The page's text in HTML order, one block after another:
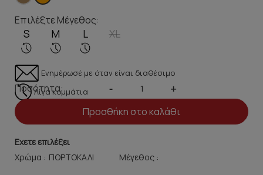
Επιλέξτε Μέγεθος:
S M L XL
Ενημέρωσέ με όταν είναι διαθέσιμο
Λίγα κομμάτια
Ποσότητα: - +
Προσθήκη στο καλάθι
Εχετε επιλέξει
Χρώμα :
Μέγεθος :